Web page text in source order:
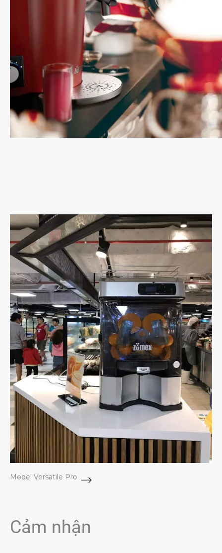
Model Versatile Pro
Cảm nhận